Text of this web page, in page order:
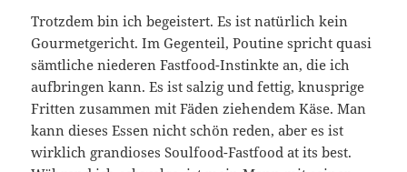
Trotzdem bin ich begeistert. Es ist natürlich kein
Gourmetgericht. Im Gegenteil, Poutine spricht quasi
sämtliche niederen Fastfood-Instinkte an, die ich
aufbringen kann. Es ist salzig und fettig, knusprige
Fritten zusammen mit Fäden ziehendem Käse. Man
kann dieses Essen nicht schön reden, aber es ist
wirklich grandioses Soulfood-Fastfood at its best.